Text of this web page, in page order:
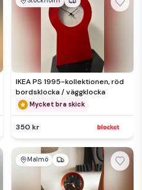
IKEA PS 1995-kollektionen, röd
bordsklocka / väggklocka
Mycket bra skick
350 kr
Malmö